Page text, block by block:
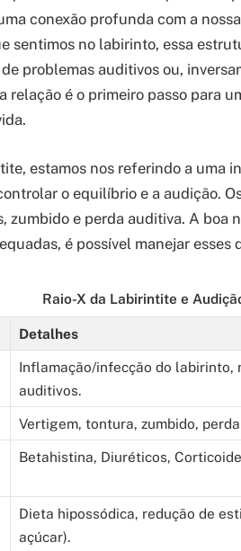
conexão profunda com a
sentimos no labirinto, essa
problemas auditivos ou,
relação é o primeiro passo para
estamos nos referindo a uma
o equilíbrio e a audição.
zumbido e perda auditiva. A boa
é possível manejar esses
Raio-X da Labirintite e
Detalhes
Inflamação/infecção do labirinto,
auditivos.
Vertigem, tontura, zumbido,
Betahistina, Diuréticos,
Dieta hipossódica, redução de
açúcar).